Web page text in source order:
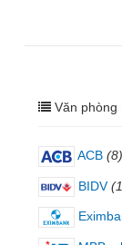
Văn phòng
ACB (8)
BIDV